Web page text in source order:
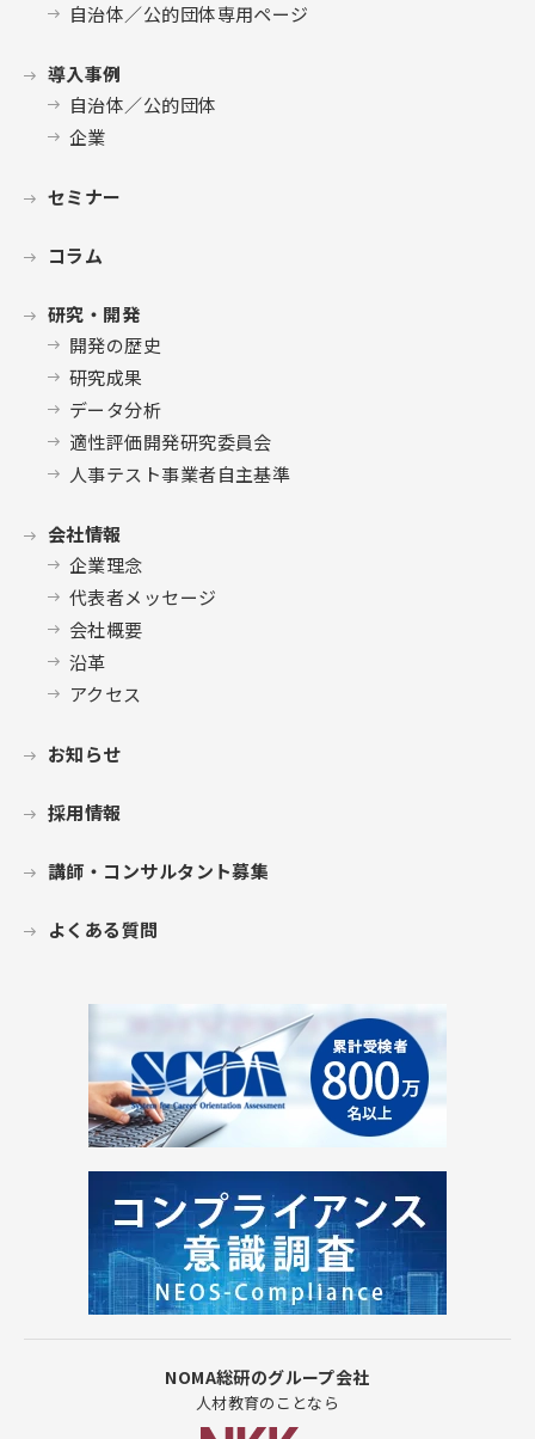
自治体／公的団体専用ページ
導入事例
自治体／公的団体
企業
セミナー
コラム
研究・開発
開発の歴史
研究成果
データ分析
適性評価開発研究委員会
人事テスト事業者自主基準
会社情報
企業理念
代表者メッセージ
会社概要
沿革
アクセス
お知らせ
採用情報
講師・コンサルタント募集
よくある質問
NOMA総研のグループ会社
人材教育のことなら